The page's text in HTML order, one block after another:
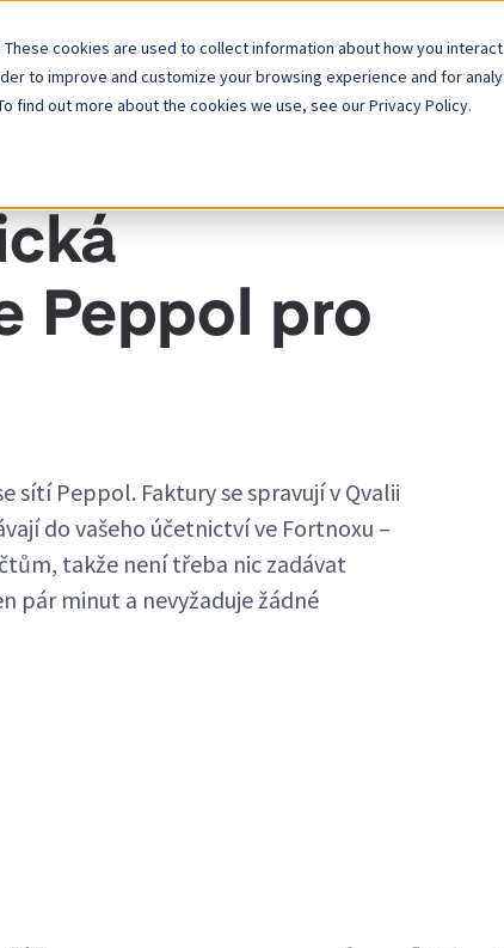
cookies are used to collect information about how you
to improve and customize your browsing experience and for
find out more about the cookies we use, see our Privacy Policy.
Platforma Řešení Partner Ceny
Peppol pro
sítí Peppol. Faktury se spravují v Qvalii
do vašeho účetnictví ve Fortnoxu –
takže není třeba nic zadávat
pár minut a nevyžaduje žádné